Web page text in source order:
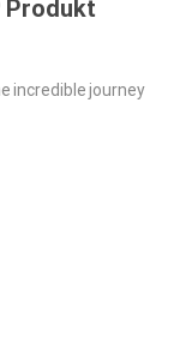
Produkt
incredible journey